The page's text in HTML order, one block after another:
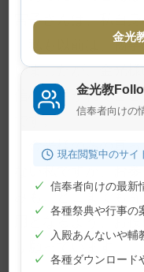
宮子さんは、私自
私も以前は、物事
いましたが、金光
信心に導かれてこ
です。
金光様のあの真っ
みも、どこまでも
用となるよう、お
り願っています。
金光
金光教
信奉者向けの
現在閲覧中のサイ
✓ 信奉者向けの最新
✓ 各種祭典や行事の
✓ 入殿あんないや輔
✓ 各種ダウンロード